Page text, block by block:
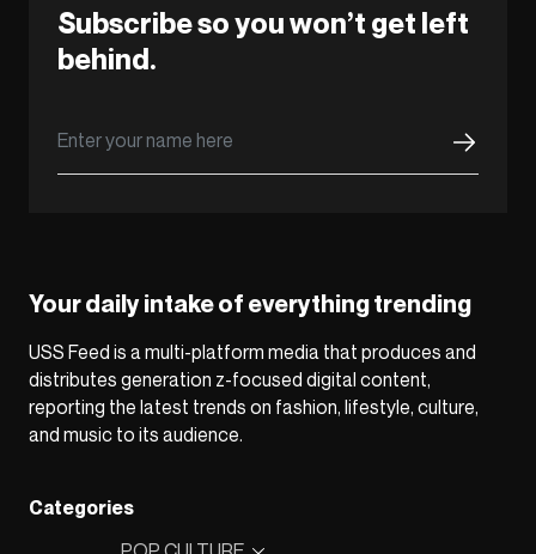
Subscribe so you won’t get left
behind.
Your daily intake of everything trending
USS Feed is a multi-platform media that produces and
distributes generation z-focused digital content,
reporting the latest trends on fashion, lifestyle, culture,
and music to its audience.
Categories